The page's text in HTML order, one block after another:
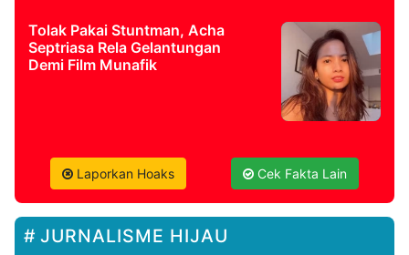
Tolak Pakai Stuntman, Acha
Septriasa Rela Gelantungan
Demi Film Munafik
Laporkan Hoaks Cek Fakta Lain
JURNALISME HIJAU